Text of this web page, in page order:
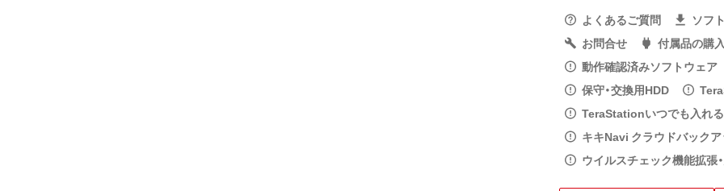
よくあるご質問
ソフ
お問合せ
付属品の購
動作確認済みソフトウェア
保守・交換用HDD
TeraStationいつでも入れ
キキNavi クラウドバック
ウイルスチェック機能拡張